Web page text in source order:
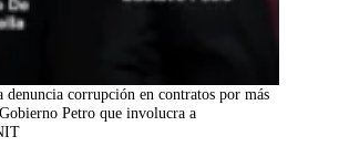
corrupción en contratos por más
Petro que involucra a